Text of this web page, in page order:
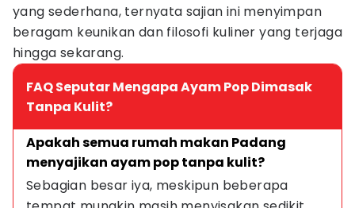
yang sederhana, ternyata sajian ini menyimpan
beragam keunikan dan filosofi kuliner yang terjaga
hingga sekarang.
FAQ Seputar Mengapa Ayam Pop Dimasak
Tanpa Kulit?
Apakah semua rumah makan Padang
menyajikan ayam pop tanpa kulit?
Sebagian besar iya, meskipun beberapa